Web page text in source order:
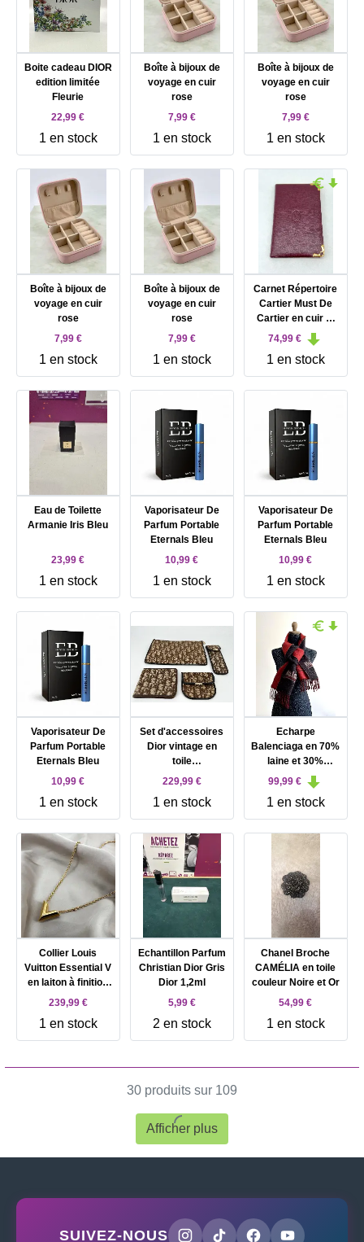
Boite cadeau DIOR
edition limitée
Fleurie
22,99 €
1 en stock
Boîte à bijoux de
voyage en cuir
rose
7,99 €
1 en stock
Boîte à bijoux de
voyage en cuir
rose
7,99 €
1 en stock
Boîte à bijoux de
voyage en cuir
rose
7,99 €
1 en stock
Boîte à bijoux de
voyage en cuir
rose
7,99 €
1 en stock
Carnet Répertoire
Cartier Must De
Cartier en cuir et
bordures doré
74,99 €
1 en stock
Eau de Toilette
Armanie Iris Bleu
23,99 €
1 en stock
Vaporisateur De
Parfum Portable
Eternals Bleu
10,99 €
1 en stock
Vaporisateur De
Parfum Portable
Eternals Bleu
10,99 €
1 en stock
Vaporisateur De
Parfum Portable
Eternals Bleu
10,99 €
1 en stock
Set d'accessoires
Dior vintage en
toile
monogrammée
avec finitions en
cuir marron
229,99 €
1 en stock
Echarpe
Balenciaga en 70%
laine et 30%
cachemire marron
et rouge
99,99 €
1 en stock
Collier Louis
Vuitton Essential V
en laiton à finition
dorée
239,99 €
1 en stock
Echantillon Parfum
Christian Dior Gris
Dior 1,2ml
5,99 €
2 en stock
Chanel Broche
CAMÉLIA en toile
couleur Noire et Or
54,99 €
1 en stock
30 produits sur 109
Afficher plus
SUIVEZ-NOUS